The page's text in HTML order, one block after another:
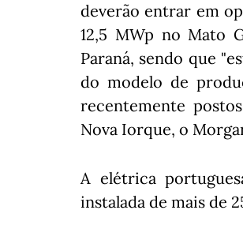
deverão entrar em
12,5 MWp no Mato
Paraná, sendo que
do modelo de
recentemente
Nova Iorque, o
A elétrica
instalada de mais de